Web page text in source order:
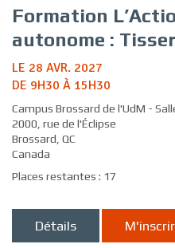
Formation
autonome :
LE 28 AVR. 2027
DE 9H30 À 15H30
Campus Brossard de l'UdM -
2000, rue de l'Éclipse
Brossard, QC
Canada
Places restantes : 17
Détails